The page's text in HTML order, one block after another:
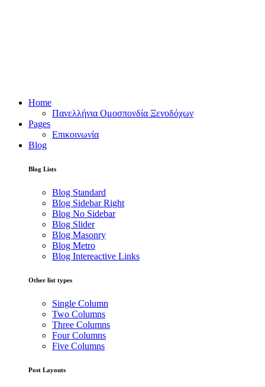
Home
Πανελλήνια Ομοσπονδία Ξενοδόχων
Pages
Επικοινωνία
Blog
Blog Lists
Blog Standard
Blog Sidebar Right
Blog No Sidebar
Blog Slider
Blog Masonry
Blog Metro
Blog Intereactive Links
Other list types
Single Column
Two Columns
Three Columns
Four Columns
Five Columns
Post Layouts